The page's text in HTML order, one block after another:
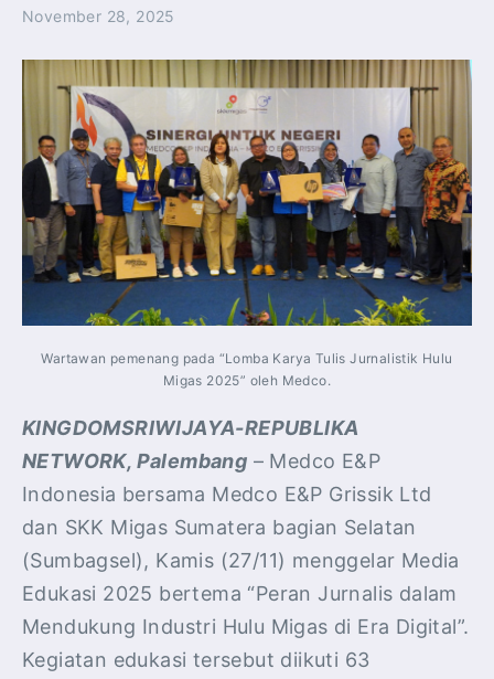
November 28, 2025
Wartawan pemenang pada “Lomba Karya Tulis Jurnalistik Hulu
Migas 2025” oleh Medco.
KINGDOMSRIWIJAYA-REPUBLIKA
NETWORK, Palembang – Medco E&P
Indonesia bersama Medco E&P Grissik Ltd
dan SKK Migas Sumatera bagian Selatan
(Sumbagsel), Kamis (27/11) menggelar Media
Edukasi 2025 bertema “Peran Jurnalis dalam
Mendukung Industri Hulu Migas di Era Digital”.
Kegiatan edukasi tersebut diikuti 63